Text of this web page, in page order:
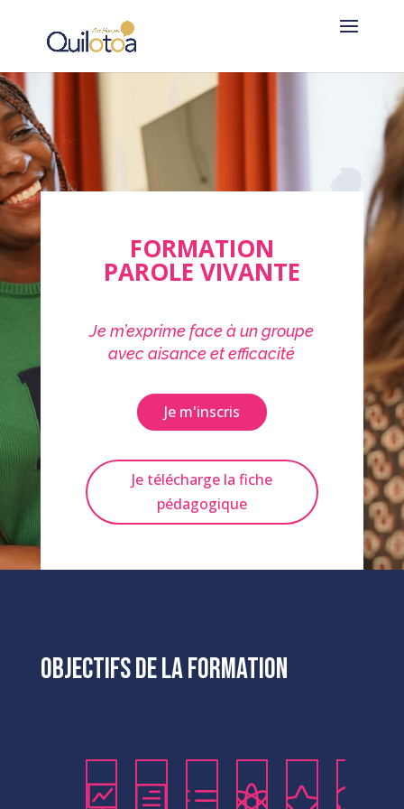
FORMATION
PAROLE VIVANTE
Je m’exprime face à un groupe
avec aisance et efficacité
Je m'inscris
Je télécharge la fiche
pédagogique
Objectifs de la formation